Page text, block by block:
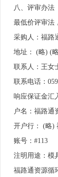
八、评审办法
最低价评审法
采购人：福路
地址： (略) (
联系人：王女
联系电话：
响应保证金汇
户名：福路通
开户行： (略)
账号：#113
注明用途：模
福路通资源循